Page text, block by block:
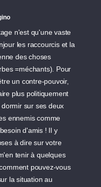
n'est qu'une vaste
les raccourcis et la
des choses
=méchants). Pour
un contre-pouvoir,
plus politiquement
sur ses deux
ennemis comme
d'amis ! Il y
à dire sur votre
tenir à quelques
pouvez-vous
la situation au